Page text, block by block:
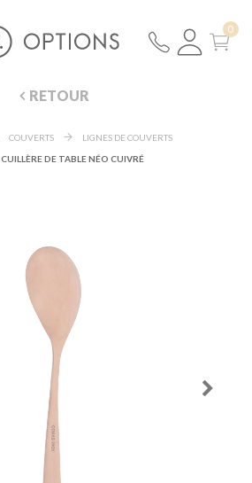
RETOUR
COUVERTS
LIGNES DE COUVERTS
CUILLÈRE DE TABLE NÉO CUIVRÉ